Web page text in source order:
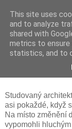
Hluchá, ale
Studovaný
asi pokaždé, když
Na místo změnění
vypomohli
This site uses
and to analyze
shared with
metrics to ensure
statistics, and to